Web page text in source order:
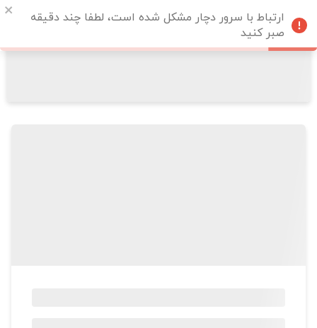
ارتباط با سرور دچار مشکل شده است، لطفا چند دقیقه
صبر کنید